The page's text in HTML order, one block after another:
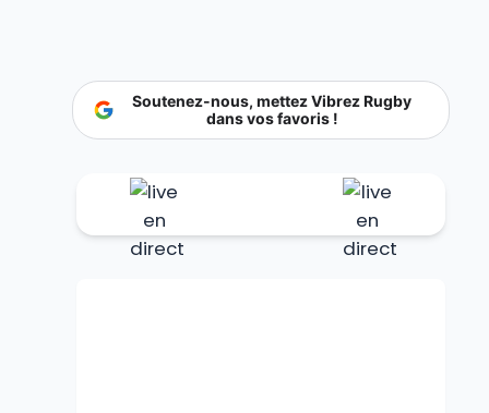
Soutenez-nous, mettez Vibrez Rugby
dans vos favoris !